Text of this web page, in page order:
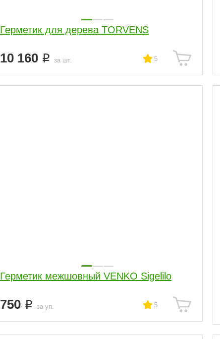
Герметик для дерева TORVENS
10 160 за шт. 5
Герметик межшовный VENKO Sigelilo
750 за уп. 5